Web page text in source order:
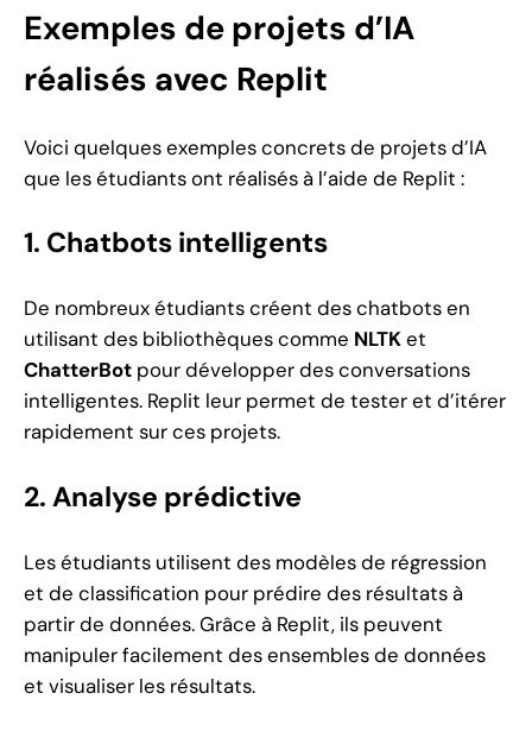
Exemples de projets d’IA
réalisés avec Replit
Voici quelques exemples concrets de projets d’IA
que les étudiants ont réalisés à l’aide de Replit :
1. Chatbots intelligents
De nombreux étudiants créent des chatbots en
utilisant des bibliothèques comme NLTKet
ChatterBot pour développer des conversations
intelligentes. Replit leur permet de tester et d’itérer
rapidement sur ces projets.
2. Analyse prédictive
Les étudiants utilisent des modèles de régression
et de classification pour prédire des résultats à
partir de données. Grâce à Replit, ils peuvent
manipuler facilement des ensembles de données
et visualiser les résultats.